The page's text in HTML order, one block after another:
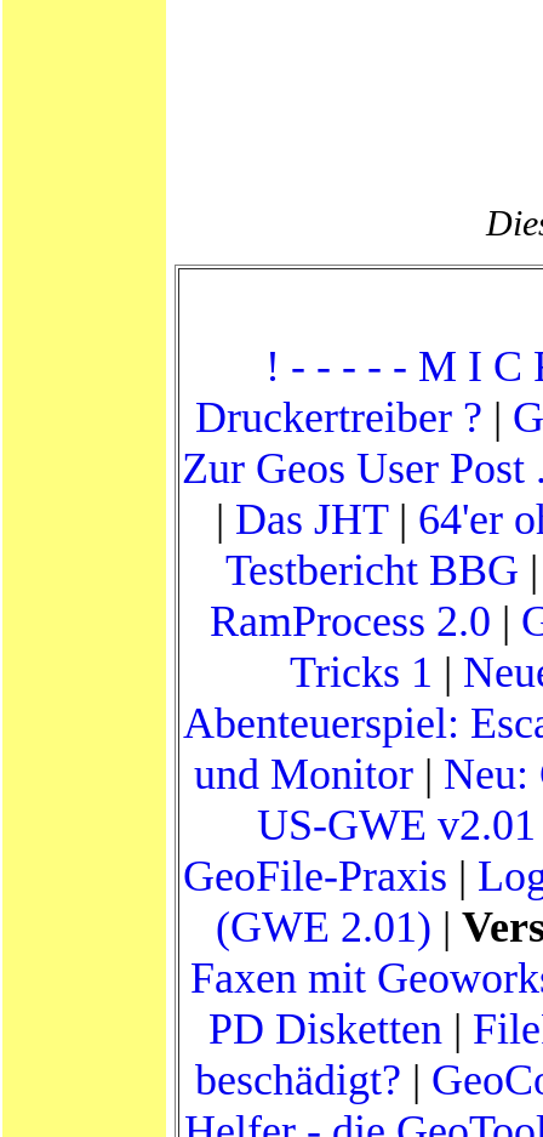
! - - - - - M I C
Druckertreiber ? |
Zur Geos User Post
| Das JHT| 64'er
Testbericht BBG
RamProcess 2.0 |
Tricks 1 |
Abenteuerspiel:
und Monitor | Neu:
US-GWE
GeoFile-Praxis |
(GWE 2.01) |
Faxen mit
PD Disketten |
beschädigt? |